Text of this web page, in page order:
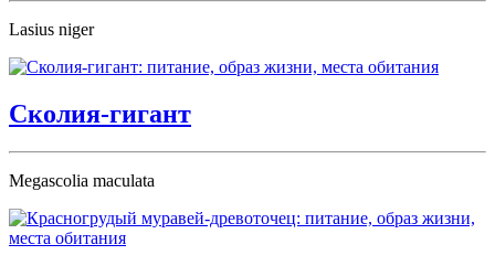
Lasius niger
Сколия-гигант
Megascolia maculata